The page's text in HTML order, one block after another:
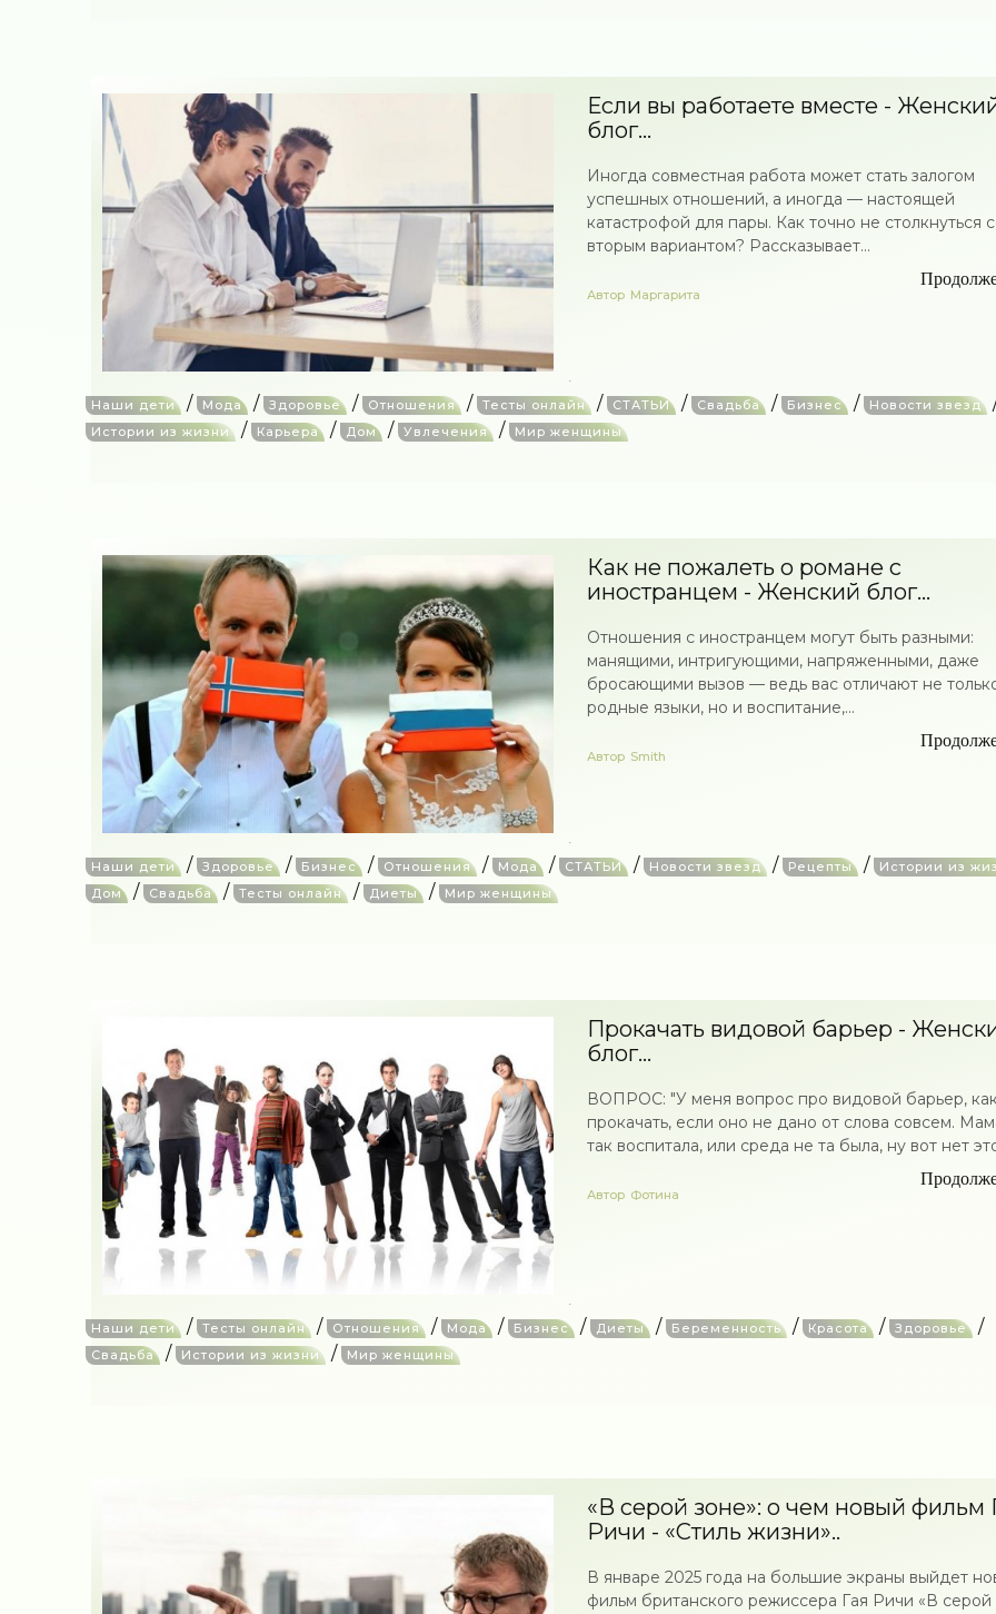
Если вы работаете вместе -
блог...
Иногда совместная работа может стать залогом
успешных отношений, а иногда — настоящей
катастрофой для пары. Как точно не столкнуться
вторым вариантом? Рассказывает...
Автор Маргарита
Наши дети / Мода / Здоровье / Отношения / Тесты онлайн / СТАТЬИ / Свадьба / Бизнес / Новости звезд
Истории из жизни / Карьера / Дом / Увлечения / Мир женщины
Как не пожалеть о романе с
иностранцем - Женский блог...
Отношения с иностранцем могут быть разными:
манящими, интригующими, напряженными, даже
бросающими вызов — ведь вас отличают не
родные языки, но и воспитание,...
Автор Smith
Наши дети / Здоровье / Бизнес / Отношения / Мода / СТАТЬИ / Новости звезд / Рецепты / Истории из
Дом / Свадьба / Тесты онлайн / Диеты / Мир женщины
Прокачать видовой барьер -
блог...
ВОПРОС: "У меня вопрос про видовой барьер,
прокачать, если оно не дано от слова совсем.
так воспитала, или среда не та была, ну вот нет
Автор Фотина
Наши дети / Тесты онлайн / Отношения / Мода / Бизнес / Диеты / Беременность / Красота / Здоровье /
Свадьба / Истории из жизни / Мир женщины
«В серой зоне»: о чем новый фильм
Ричи - «Стиль жизни»..
В январе 2025 года на большие экраны выйдет
фильм британского режиссера Гая Ричи «В серой